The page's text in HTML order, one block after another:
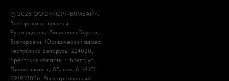
© 2026 ООО «ТОРГ-ВЛМБАЙ».
Все права защищены.
Руководитель: Вилисевич Эдуард
Викторович. Юридический адрес:
Республика Беларусь, 224020,
Брестская область, г. Брест, ул.
Пионерская, д. 85, пом. 6. УНП
291921036. Регистрационный